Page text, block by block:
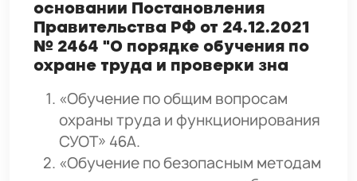
основании Постановления
Правительства РФ от 24.12.2021
№ 2464 "О порядке обучения по
охране труда и проверки зна
«Обучение по общим вопросам
охраны труда и функционирования
СУОТ» 46А.
«Обучение по безопасным методам